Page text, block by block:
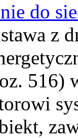
do
z
516)